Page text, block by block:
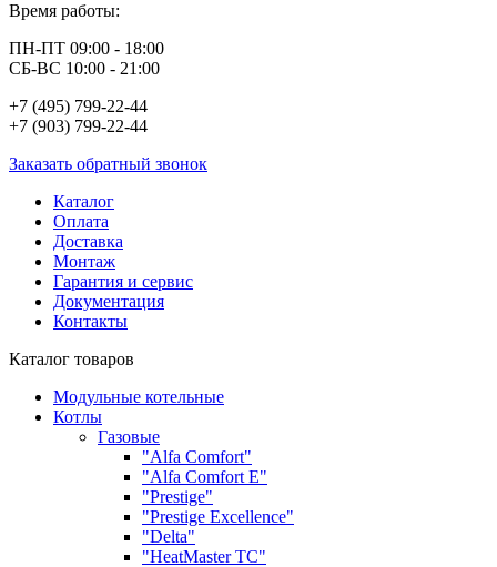
Время работы:
ПН-ПТ 09:00 - 18:00
СБ-ВС 10:00 - 21:00
+7 (495) 799-22-44
+7 (903) 799-22-44
Заказать обратный звонок
Каталог
Оплата
Доставка
Монтаж
Гарантия и сервис
Документация
Контакты
Каталог товаров
Модульные котельные
Котлы
Газовые
"Alfa Comfort"
"Alfa Comfort E"
"Prestige"
"Prestige Exсellence"
"Delta"
"HeatMaster TC"